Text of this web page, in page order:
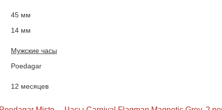
45 мм
14 мм
Мужские часы
Poedagar
12 месяцев